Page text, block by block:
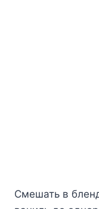
Смешать в